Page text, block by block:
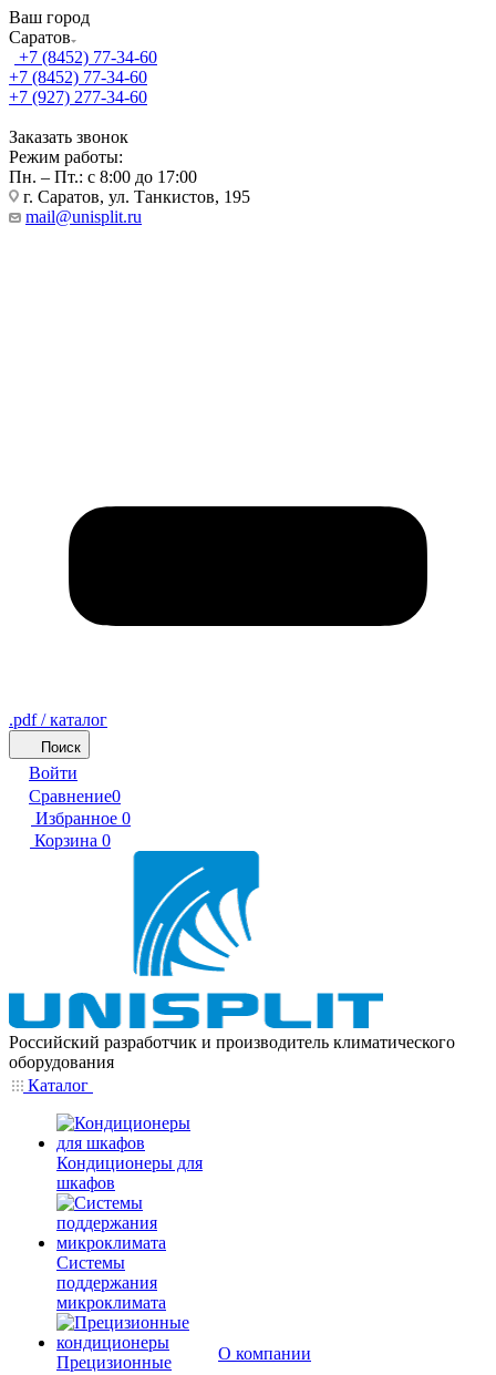
Ваш город
Саратов
+7 (8452) 77-34-60
+7 (8452) 77-34-60
+7 (927) 277-34-60
Заказать звонок
Режим работы:
Пн. – Пт.: с 8:00 до 17:00
г. Саратов, ул. Танкистов, 195
mail@unisplit.ru
.pdf / каталог
Поиск
Войти
Сравнение0
Избранное 0
Корзина 0
Российский разработчик и производитель климатического
оборудования
Каталог
Кондиционеры для
шкафов
Системы
поддержания
микроклимата
Прецизионные
О компании